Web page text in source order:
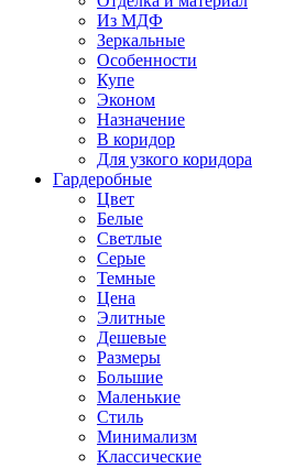
Из МДФ
Зеркальные
Особенности
Купе
Эконом
Назначение
В коридор
Для узкого коридора
Гардеробные
Цвет
Белые
Светлые
Серые
Темные
Цена
Элитные
Дешевые
Размеры
Большие
Маленькие
Стиль
Минимализм
Классические